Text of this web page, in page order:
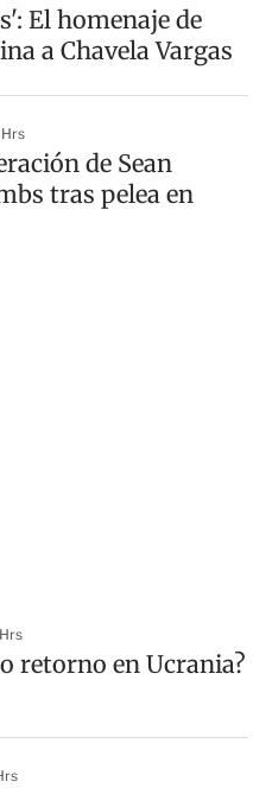
El homenaje de
a Chavela Vargas
de Sean
tras pelea en
retorno en Ucrania?